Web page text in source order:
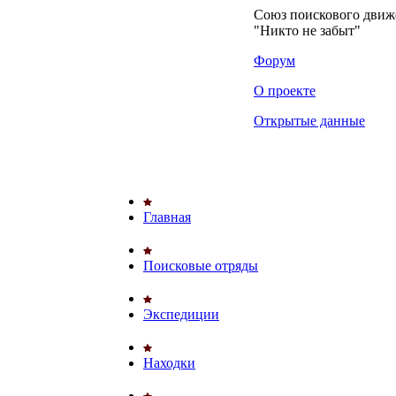
Союз поискового
"Никто не забыт"
Форум
О проекте
Открытые данные
Главная
Поисковые отряды
Экспедиции
Находки